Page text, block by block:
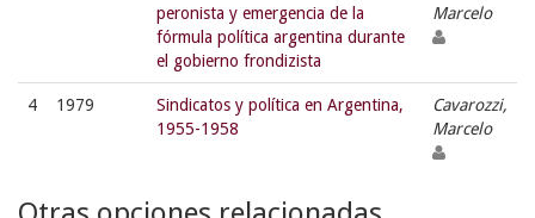
peronista y emergencia de la
fórmula política argentina durante
el gobierno frondizista
Marcelo
4 1979
Sindicatos y política en Argentina,
1955-1958
Cavarozzi,
Marcelo